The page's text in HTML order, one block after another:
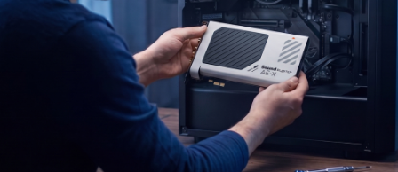
€49,99
ALTRO ACQUISTA ORA